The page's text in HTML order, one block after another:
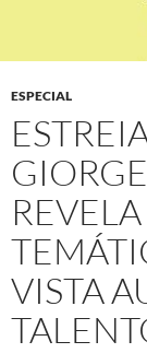
ESPECIAL
VISTA